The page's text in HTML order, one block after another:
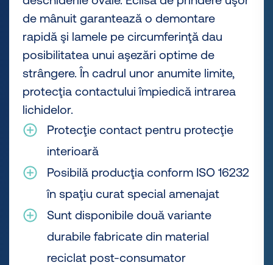
de mânuit garantează o demontare
rapidă şi lamele pe circumferinţă dau
posibilitatea unui aşezări optime de
strângere. În cadrul unor anumite limite,
protecţia contactului împiedică intrarea
lichidelor.
Protecţie contact pentru protecţie
interioară
Posibilă producţia conform ISO 16232
în spaţiu curat special amenajat
Sunt disponibile două variante
durabile fabricate din material
reciclat post-consumator